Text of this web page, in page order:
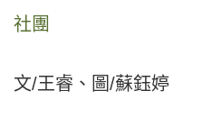
社團
文/王睿、圖/蘇鈺婷